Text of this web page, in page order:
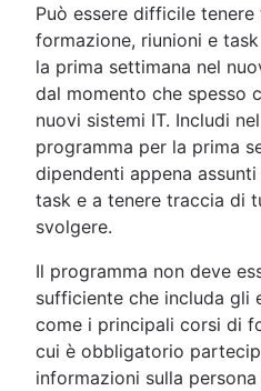
Può essere difficile
formazione, riunioni e
la prima settimana nel
dal momento che spesso
nuovi sistemi IT. Includi
programma per la prima
dipendenti appena
task e a tenere traccia di
svolgere.
Il programma non deve
sufficiente che includa gli
come i principali corsi di
cui è obbligatorio
informazioni sulla